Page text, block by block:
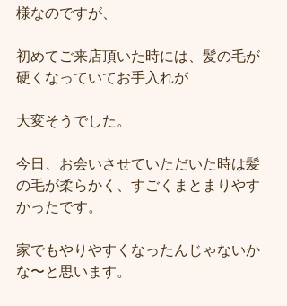
様なのですが、
初めてご来店頂いた時には、髪の毛が
硬くなっていてお手入れが
大変そうでした。
今日、お会いさせていただいた時は髪
の毛が柔らかく、すごくまとまりやす
かったです。
家でもやりやすくなったんじゃないか
な〜と思います。